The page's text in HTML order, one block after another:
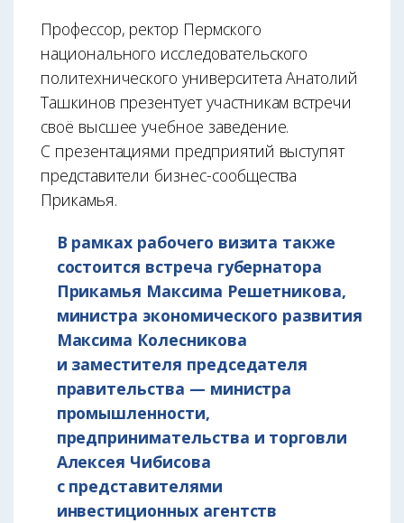
Профессор, ректор Пермского
национального исследовательского
политехнического университета Анатолий
Ташкинов презентует участникам встречи
своё высшее учебное заведение.
С презентациями предприятий выступят
представители бизнес-сообщества
Прикамья.
В рамках рабочего визита также
состоится встреча губернатора
Прикамья Максима Решетникова,
министра экономического развития
Максима Колесникова
и заместителя председателя
правительства — министра
промышленности,
предпринимательства и торговли
Алексея Чибисова
с представителями
инвестиционных агентств